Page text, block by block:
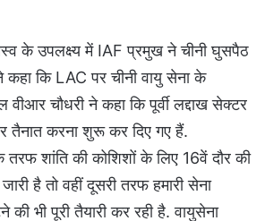
के उपलक्ष्य में IAF प्रमुख ने चीनी घुसपैठ
कहा कि LAC पर चीनी वायु सेना के
वीआर चौधरी ने कहा कि पूर्वी लद्दाख सेक्टर
तैनात करना शुरू कर दिए गए हैं.
तरफ शांति की कोशिशों के लिए 16वें दौर की
है तो वहीं दूसरी तरफ हमारी सेना
की भी पूरी तैयारी कर रही है. वायुसेना